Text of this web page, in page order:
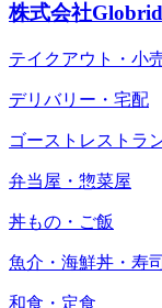
株式会社
テイクアウト・小
デリバリー・宅配
ゴーストレストラ
弁当屋・惣菜屋
丼もの・ご飯
魚介・海鮮丼・寿司
和食・定食